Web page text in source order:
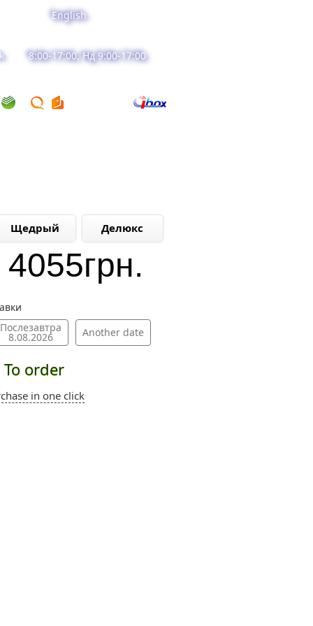
English
8:00-17:00, Нд 9:00-17:00
Щедрый Делюкс
4055грн.
Послезавтра
8.08.2026 Another date
To order
in one click